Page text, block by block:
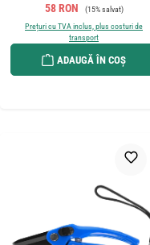
Preț de vânzare:
58 RON Preț obișnuit:
(15% salvat)
Prețuri cu TVA inclus, plus costuri de
transport
ADAUGĂ ÎN COȘ